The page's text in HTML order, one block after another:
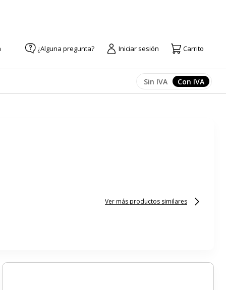
¿Alguna pregunta? Iniciar sesión Carrito
Afficher les prix
Sin IVA Afficher
Con IVA
Ver más productos similares